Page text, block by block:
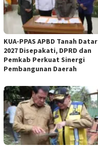
KUA-PPAS APBD Tanah Datar
2027 Disepakati, DPRD dan
Pemkab Perkuat Sinergi
Pembangunan Daerah